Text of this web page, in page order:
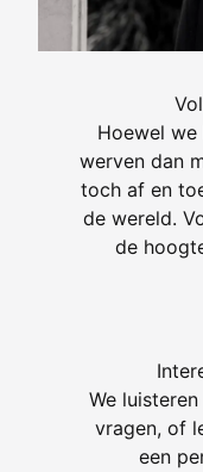
Hoewel
werven dan
toch af en
de wereld.
de
We
vragen, of
een